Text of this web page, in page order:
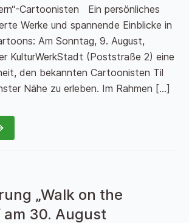
Cartoonisten Ein persönliches
Werke und spannende Einblicke in
Am Sonntag, 9. August,
KulturWerkStadt (Poststraße 2) eine
den bekannten Cartoonisten Til
Nähe zu erleben. Im Rahmen […]
„Walk on the
am 30. August